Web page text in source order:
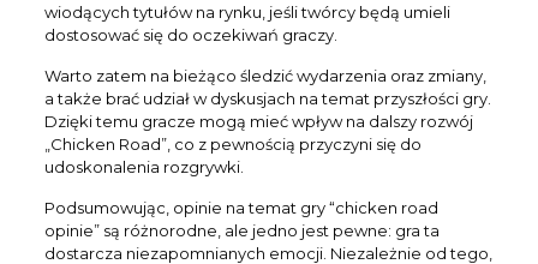
wiodących tytułów na rynku, jeśli twórcy będą umieli
dostosować się do oczekiwań graczy.
Warto zatem na bieżąco śledzić wydarzenia oraz zmiany,
a także brać udział w dyskusjach na temat przyszłości gry.
Dzięki temu gracze mogą mieć wpływ na dalszy rozwój
„Chicken Road”, co z pewnością przyczyni się do
udoskonalenia rozgrywki.
Podsumowując, opinie na temat gry “chicken road
opinie” są różnorodne, ale jedno jest pewne: gra ta
dostarcza niezapomnianych emocji. Niezależnie od tego,